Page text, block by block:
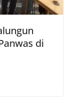
di